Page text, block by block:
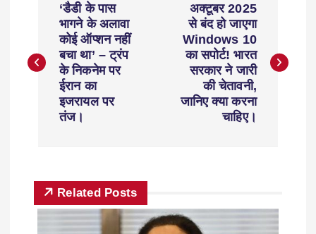
‘डैडी के पास
भागने के अलावा
कोई ऑप्शन नहीं
बचा था’ – ट्रंप
के निकनेम पर
ईरान का
इजरायल पर
तंज।
अक्टूबर 2025
से बंद हो जाएगा
Windows 10
का सपोर्ट! भारत
सरकार ने जारी
की चेतावनी,
जानिए क्या करना
चाहिए।
Related Posts